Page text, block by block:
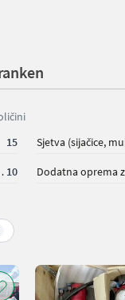
15 Sjetva (sijačice,
i dr.) 10 Dodatna oprema